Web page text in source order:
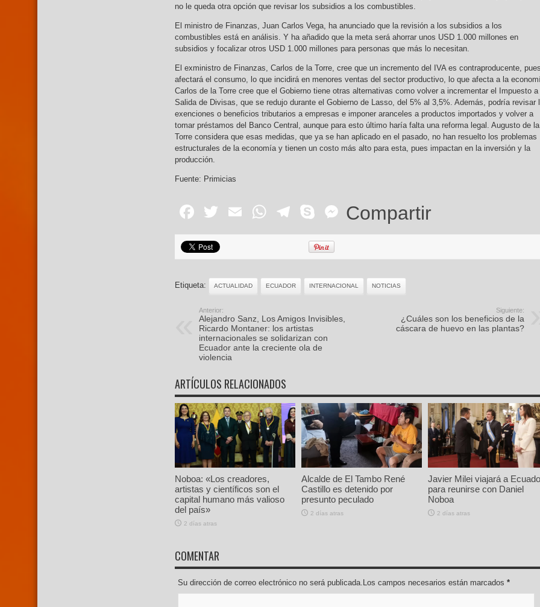
no le queda otra opción que revisar los subsidios a los combustibles.
El ministro de Finanzas, Juan Carlos Vega, ha anunciado que la revisión a los subsidios a los
combustibles está en análisis. Y ha añadido que la meta será ahorrar unos USD 1.000 millones en
subsidios y focalizar otros USD 1.000 millones para personas que más lo necesitan.
El exministro de Finanzas, Carlos de la Torre, cree que un incremento del IVA es contraproducente,
afectará el consumo, lo que incidirá en menores ventas del sector productivo, lo que afecta a la
Carlos de la Torre cree que el Gobierno tiene otras alternativas como volver a incrementar el Impuesto a
Salida de Divisas, que se redujo durante el Gobierno de Lasso, del 5% al 3,5%. Además, podría revisar
exenciones o beneficios tributarios a empresas e imponer aranceles a productos importados y volver a
tomar préstamos del Banco Central, aunque para esto último haría falta una reforma legal. Augusto de la
Torre considera que esas medidas, que ya se han aplicado en el pasado, no han resuelto los problemas
estructurales de la economía y tienen un costo más alto para esta, pues impactan en la inversión y la
producción.
Fuente: Primicias
Facebook
Twitter
EmailWhatsApp
Telegram
SkypeMessenger
Compartir
Etiqueta: ACTUALIDAD ECUADOR INTERNACIONAL NOTICIAS
Anterior:
Alejandro Sanz, Los Amigos Invisibles,
Ricardo Montaner: los artistas
internacionales se solidarizan con
Ecuador ante la creciente ola de
violencia
Siguiente:
¿Cuáles son los beneficios de la
cáscara de huevo en las plantas?
ARTÍCULOS RELACIONADOS
Noboa: «Los creadores,
artistas y científicos son el
capital humano más valioso
del país»
2 días atras
Alcalde de El Tambo René
Castillo es detenido por
presunto peculado
2 días atras
Javier Milei viajará a
para reunirse con Daniel
Noboa
2 días atras
COMENTAR
Su dirección de correo electrónico no será publicada.Los campos necesarios están marcados *